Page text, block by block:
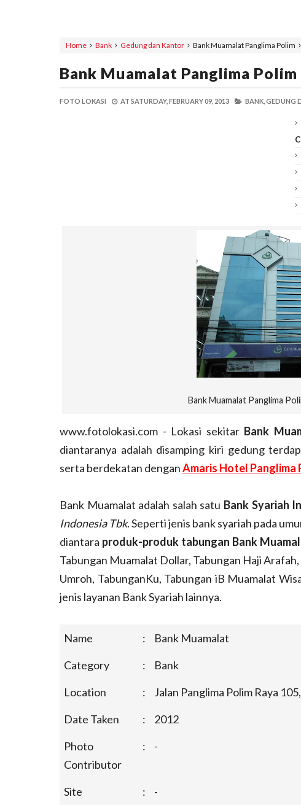
Home Bank Gedung dan Kantor Bank Muamalat Panglima Polim
Bank Muamalat Panglima Polim
FOTO LOKASI AT SATURDAY, FEBRUARY 09, 2013 BANK, GEDUNG
Bank Muamalat Panglima
www.fotolokasi.com - Lokasi sekitar Bank
diantaranya adalah disamping kiri gedung
serta berdekatan denganAmaris Hotel Panglima
Bank Muamalat adalah salah satu Bank Syariah
Indonesia Tbk. Seperti jenis bank syariah pada
diantara produk-produk tabungan Bank
Tabungan Muamalat Dollar, Tabungan Haji
Umroh, TabunganKu, Tabungan iB Muamalat
jenis layanan Bank Syariah lainnya.
Name :
Bank Muamalat
Category
:
Bank
Location
:
Jalan Panglima Polim Raya
Date Taken
:
2012
Photo
Contributor
: -
Site :
-